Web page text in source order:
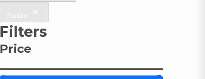
Sluiten
Filters
Price